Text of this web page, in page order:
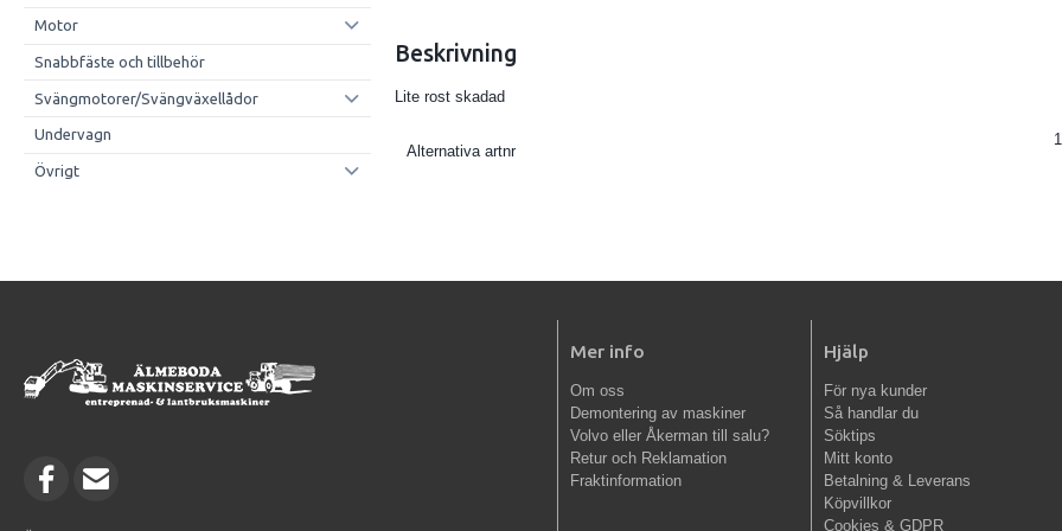
Motor
Snabbfäste och tillbehör
Svängmotorer/Svängväxellådor
Undervagn
Övrigt
Beskrivning
Lite rost skadad
Alternativa artnr
Mer info
Om oss
Demontering av maskiner
Volvo eller Åkerman till salu?
Retur och Reklamation
Fraktinformation
Hjälp
För nya kunder
Så handlar du
Söktips
Mitt konto
Betalning & Leverans
Köpvillkor
Cookies & GDPR